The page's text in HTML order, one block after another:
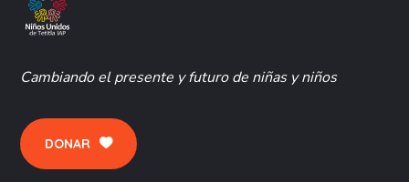
Cambiando el presente y futuro de niñas y niños
DONAR